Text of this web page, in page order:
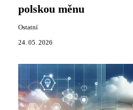
polskou měnu
Ostatní
24. 05. 2026